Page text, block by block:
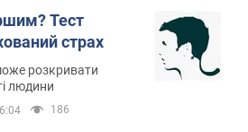
Тест
страх
розкривати
людини
186